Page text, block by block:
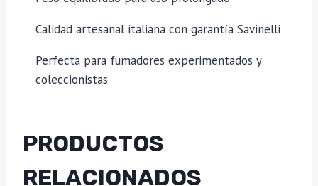
Calidad artesanal italiana con garantía Savinelli
Perfecta para fumadores experimentados y
coleccionistas
PRODUCTOS
RELACIONADOS